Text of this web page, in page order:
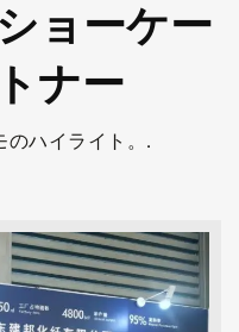
ョーケー
ナー
のハイライト。.